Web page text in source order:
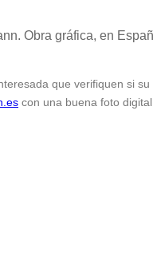
Obra gráfica, en
que verifiquen si
con una buena foto